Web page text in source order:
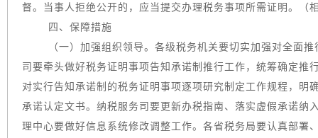
督。当事人拒绝公开的，应当提交办理税务事项所需证明。（
四、保障措施
（一）加强组织领导。各级税务机关要切实加强对全面
司要牵头做好税务证明事项告知承诺制推行工作，统筹确定推
对实行告知承诺制的税务证明事项逐项研究制定工作规程，明
承诺认定文书。纳税服务司要更新办税指南、落实虚假承诺纳
理中心要做好信息系统修改调整工作。各省税务局要认真部署